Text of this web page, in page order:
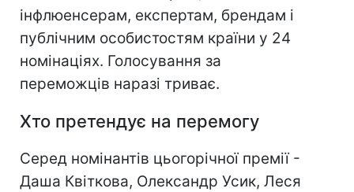
інфлюенсерам, експертам, брендам і
публічним особистостям країни у 24
номінаціях. Голосування за
переможців наразі триває.
Хто претендує на перемогу
Серед номінантів цьогорічної премії -
Даша Квіткова, Олександр Усик, Леся